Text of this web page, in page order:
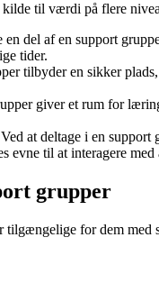
til værdi på flere
del af en support
tider.
tilbyder en sikker
giver et rum for
at deltage i en
evne til at interagere med
grupper
for dem med